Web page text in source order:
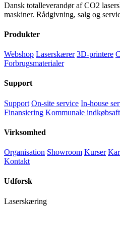
Dansk totalleverandør af CO2
maskiner. Rådgivning, salg og
Produkter
Webshop Laserskærer 3D-printere
Forbrugsmaterialer
Support
Support On-site service In-house
Finansiering Kommunale
Virksomhed
Organisation Showroom Kurser
Kontakt
Udforsk
Laserskæring